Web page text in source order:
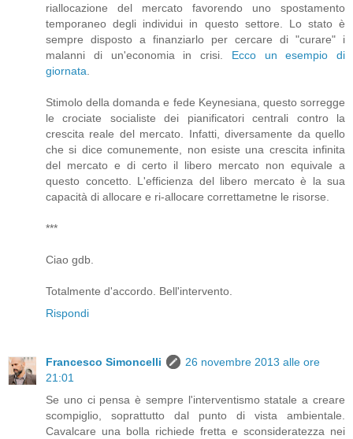
riallocazione del mercato favorendo uno spostamento
temporaneo degli individui in questo settore. Lo stato è
sempre disposto a finanziarlo per cercare di "curare" i
malanni di un'economia in crisi. Ecco un esempio di
giornata.
Stimolo della domanda e fede Keynesiana, questo sorregge
le crociate socialiste dei pianificatori centrali contro la
crescita reale del mercato. Infatti, diversamente da quello
che si dice comunemente, non esiste una crescita infinita
del mercato e di certo il libero mercato non equivale a
questo concetto. L'efficienza del libero mercato è la sua
capacità di allocare e ri-allocare correttametne le risorse.
***
Ciao gdb.
Totalmente d'accordo. Bell'intervento.
Rispondi
Francesco Simoncelli
26 novembre 2013 alle ore
21:01
Se uno ci pensa è sempre l'interventismo statale a creare
scompiglio, soprattutto dal punto di vista ambientale.
Cavalcare una bolla richiede fretta e sconsideratezza nei